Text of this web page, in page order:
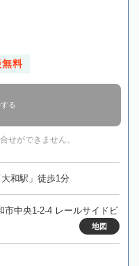
無料
る
せができません。
和駅」徒歩1分
市中央1-2-4 レールサイドビ
地図